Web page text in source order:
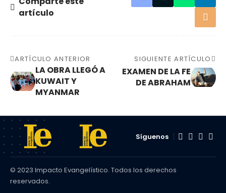
artículo
ARTÍCULO ANTERIOR
LA OBRA LLEGÓ A
KUWAIT Y
MYANMAR
SIGUIENTE ARTÍCULO
EXAMEN DE LA FE
DE ABRAHAM
Síguenos
© 2023 Impacto Evangelístico. Todos los derechos
reservados.